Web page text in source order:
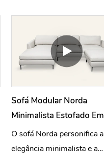
confortável é cativante.
Sofá Modular Norda
Minimalista Estofado Em
Couro RC837
O sofá Norda personifica a
elegância minimalista e a